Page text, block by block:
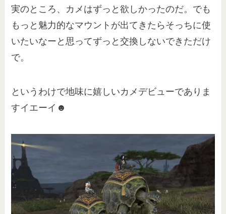
実のところ、カメはずっと欲しかったのだ。でも
もっと魅力的なマウントが出てきたらそっちに使
いたいなーと思ってずっと交換しないできただけ
で。
というわけで地味に嬉しいカメデビューでありま
すイエーイ☻